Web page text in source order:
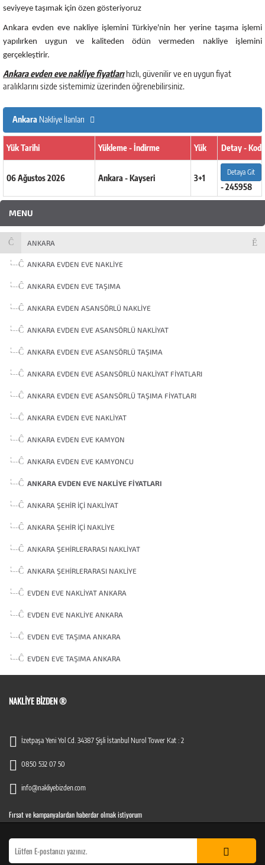
seviyeye taşımak için özen gösteriyoruz
Ankara evden eve nakliye işlemini Türkiye'nin her yerine taşıma işlemi
yapılırken uygun ve kaliteden ödün vermeden nakliye işlemini
gerçekleştirir.
Ankara evden eve nakliye fiyatlarıhızlı, güvenilir ve en uygun fiyat
aralıklarını sizde sistemimiz üzerinden öğrenebilirsiniz.
Ankara Nakliye İlanları
Yük Tarihi Yükleme - İndirme Yük Detay - Kod
06 Ağustos 2026 Ankara - Kayseri 3+1
Detaya Git
- 245958
MENU
ANKARA
ANKARA EVDEN EVE NAKLIYE
ANKARA EVDEN EVE TAŞIMA
ANKARA EVDEN ASANSÖRLÜ NAKLIYE
ANKARA EVDEN EVE ASANSÖRLÜ NAKLIYAT
ANKARA EVDEN EVE ASANSÖRLÜ TAŞIMA
ANKARA EVDEN EVE ASANSÖRLÜ NAKLIYAT FIYATLARI
ANKARA EVDEN EVE ASANSÖRLÜ TAŞIMA FIYATLARI
ANKARA EVDEN EVE NAKLIYAT
ANKARA EVDEN EVE KAMYON
ANKARA EVDEN EVE KAMYONCU
ANKARA EVDEN EVE NAKLIYE FIYATLARI
ANKARA ŞEHIR İÇI NAKLIYAT
ANKARA ŞEHIR İÇI NAKLIYE
ANKARA ŞEHIRLERARASI NAKLIYAT
ANKARA ŞEHIRLERARASI NAKLIYE
EVDEN EVE NAKLIYAT ANKARA
EVDEN EVE NAKLIYE ANKARA
EVDEN EVE TAŞIMA ANKARA
EVDEN EVE TAŞIMA ANKARA
NAKLIYE BIZDEN ®
İzetpaşa Yeni Yol Cd. 34387 Şişli İstanbul Nurol Tower Kat : 2
0850 532 07 50
info@nakliyebizden.com
Fırsat ve kampanyalardan haberdar olmak istiyorum